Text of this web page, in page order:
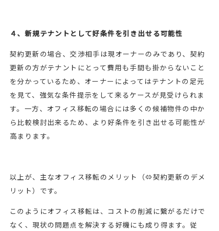
４、新規テナントとして好条件を引き出せる可能性
契約更新の場合、交渉相手は現オーナーのみであり、契約
更新の方がテナントにとって費用も手間も掛からないこと
を分かっているため、オーナーによってはテナントの足元
を見て、強気な条件提示をして来るケースが見受けられま
す。一方、オフィス移転の場合には多くの候補物件の中か
ら比較検討出来るため、より好条件を引き出せる可能性が
高まります。
以上が、主なオフィス移転のメリット（⇔契約更新のデメ
リット）です。
このようにオフィス移転は、コストの削減に繋がるだけで
なく、現状の問題点を解決する好機にも成り得ます。従